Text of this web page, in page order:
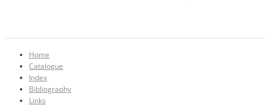
Home
Catalogue
Index
Bibliography
Links